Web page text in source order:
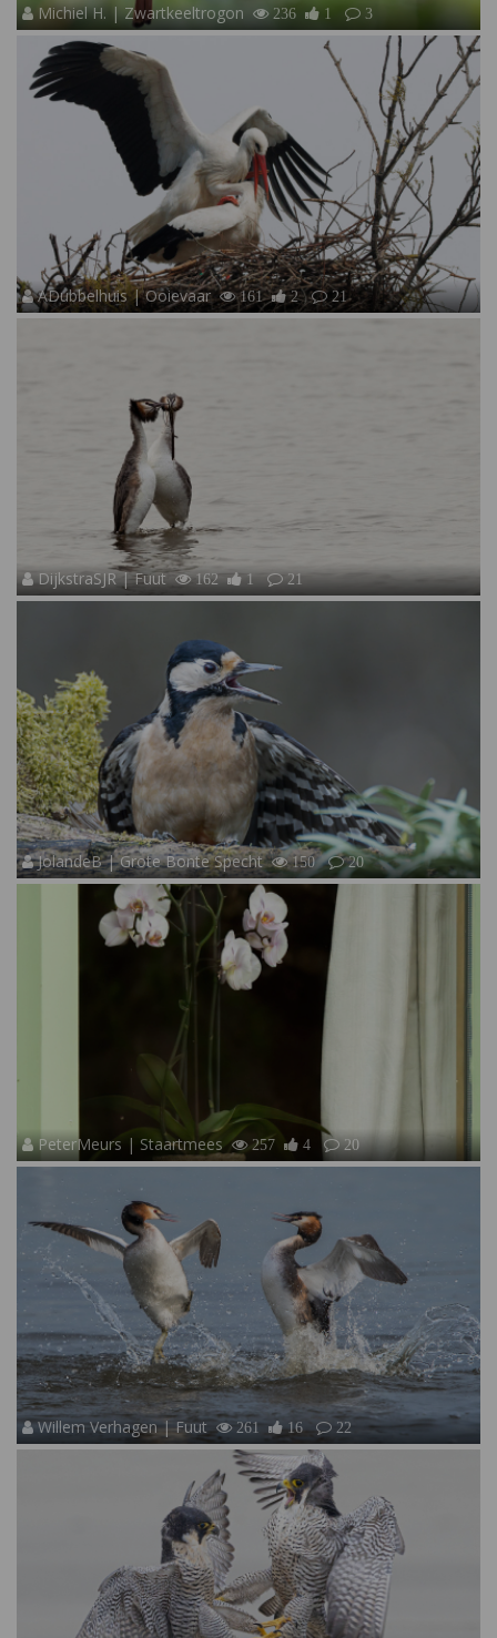
Michiel H. | Zwartkeeltrogon 236 1 3
ADubbelhuis | Ooievaar 161 2 21
DijkstraSJR | Fuut 162 1 21
JolandeB | Grote Bonte Specht 150 20
PeterMeurs | Staartmees 257 4 20
Willem Verhagen | Fuut 261 16 22